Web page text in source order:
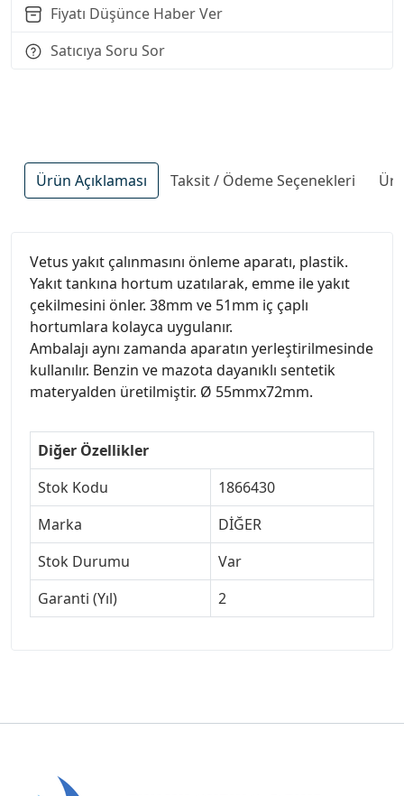
Fiyatı Düşünce Haber Ver
Satıcıya Soru Sor
Ürün Açıklaması Taksit / Ödeme Seçenekleri
Vetus yakıt çalınmasını önleme aparatı, plastik.
Yakıt tankına hortum uzatılarak, emme ile yakıt
çekilmesini önler. 38mm ve 51mm iç çaplı
hortumlara kolayca uygulanır.
Ambalajı aynı zamanda aparatın yerleştirilmesinde
kullanılır. Benzin ve mazota dayanıklı sentetik
materyalden üretilmiştir. Ø 55mmx72mm.
Diğer Özellikler
Stok Kodu
1866430
Marka
DİĞER
Stok Durumu
Var
Garanti (Yıl)
2